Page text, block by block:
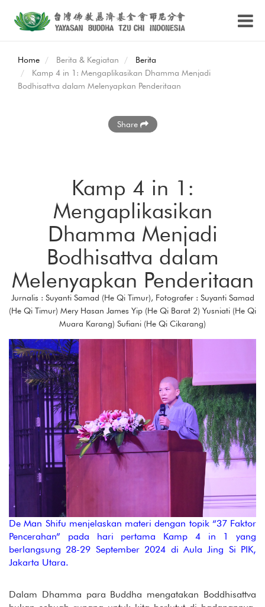
Home Berita & Kegiatan
Berita
Kamp 4 in 1: Mengaplikasikan Dhamma Menjadi
Bodhisattva dalam Melenyapkan Penderitaan
Share
Kamp 4 in 1:
Mengaplikasikan
Dhamma Menjadi
Bodhisattva dalam
Melenyapkan Penderitaan
Jurnalis : Suyanti Samad (He Qi Timur), Fotografer : Suyanti Samad
(He Qi Timur) Mery Hasan James Yip (He Qi Barat 2) Yusniati (He Qi
Muara Karang) Sufiani (He Qi Cikarang)
De Man Shifu menjelaskan materi dengan topik “37 Faktor
Pencerahan” pada hari pertama Kamp 4 in 1 yang
berlangsung 28-29 September 2024 di Aula Jing Si PIK,
Jakarta Utara.
Dalam Dhamma para Buddha mengatakan Boddhisattva